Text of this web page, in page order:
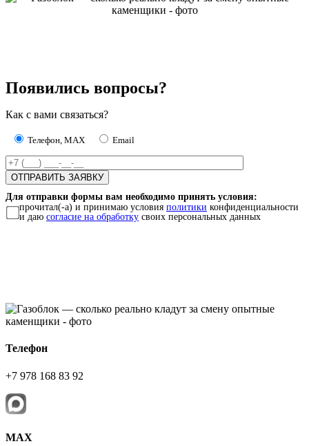
Появились вопросы?
Как с вами связаться?
Телефон, MAX Email
Для отправки формы вам необходимо принять условия:
прочитал(-а) и принимаю условия политики конфиденциальности
и даю согласие на обработку своих персональных данных
Телефон
+7 978 168 83 92
МАХ